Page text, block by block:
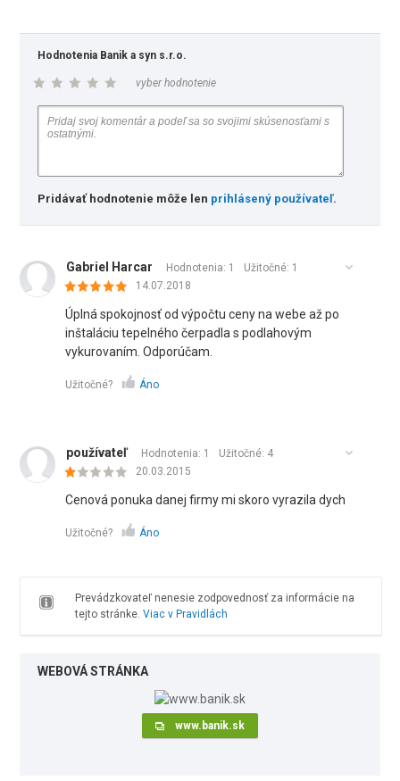
Hodnotenia Banik a syn s.r.o.
vyber hodnotenie
Pridávať hodnotenie môže len prihlásený používateľ.
Gabriel Harcar Hodnotenia: 1 Užitočné: 1
14.07.2018
Úplná spokojnosť od výpočtu ceny na webe až po
inštaláciu tepelného čerpadla s podlahovým
vykurovaním. Odporúčam.
Užitočné? Áno
používateľ Hodnotenia: 1 Užitočné: 4
20.03.2015
Cenová ponuka danej firmy mi skoro vyrazila dych
Užitočné? Áno
Prevádzkovateľ nenesie zodpovednosť za informácie na
tejto stránke. Viac v Pravidlách
WEBOVÁ STRÁNKA
www.banik.sk